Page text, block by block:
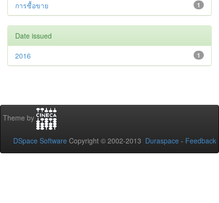
1
การซื้อขาย
Date issued
1
2016
Theme by
DSpace Software Copyright © 2002-2013 Duraspace - Feedback